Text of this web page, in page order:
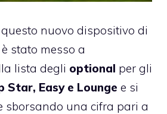
nuovo dispositivo di
stato messo a
lista degli optional per gli
Star, Easy e Lounge e si
sborsando una cifra pari a